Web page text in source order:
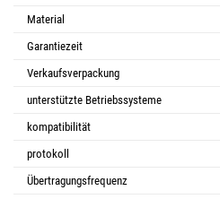
Material
Garantiezeit
Verkaufsverpackung
unterstützte Betriebssysteme
kompatibilität
protokoll
Übertragungsfrequenz